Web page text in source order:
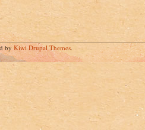
byKiwi Drupal Themes.